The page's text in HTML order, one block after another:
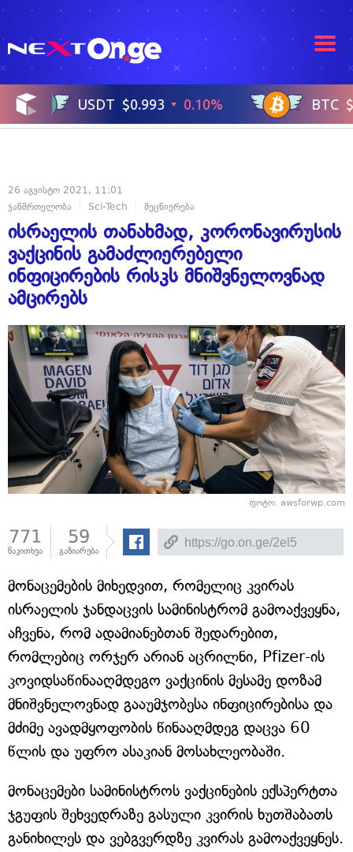
26 აგვისტო 2021, 11:01
ჯანმრთელობა
Sci-Tech მეცნიერება
ისრაელის თანახმად, კორონავირუსის
ვაქცინის გამაძლიერებელი
ინფიცირების რისკს მნიშვნელოვნად
ამცირებს
ფოტო: awsforwp.com
771
წაკითხვა
59
გაზიარება
მონაცემების მიხედვით, რომელიც კვირას
ისრაელის ჯანდაცვის სამინისტრომ გამოაქვეყნა,
აჩვენა, რომ ადამიანებთან შედარებით,
რომლებიც ორჯერ არიან აცრილნი, Pfizer-ის
კოვიდსაწინააღმდეგო ვაქცინის მესამე დოზამ
მნიშვნელოვნად გააუმჯობესა ინფიცირებისა და
მძიმე ავადმყოფობის წინააღმდეგ დაცვა 60
წლის და უფრო ასაკიან მოსახლეობაში.
მონაცემები სამინისტროს ვაქცინების ექსპერტთა
ჯგუფის შეხვედრაზე გასული კვირის ხუთშაბათს
განიხილეს და ვებგვერდზე კვირას გამოაქვეყნეს.